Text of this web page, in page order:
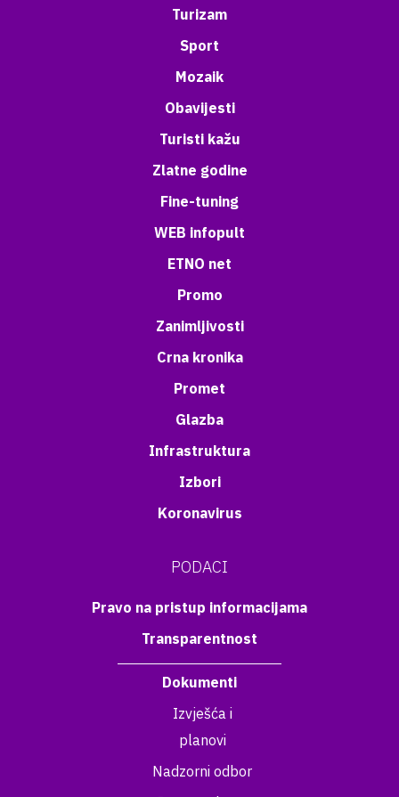
Turizam
Sport
Mozaik
Obavijesti
Turisti kažu
Zlatne godine
Fine-tuning
WEB infopult
ETNO net
Promo
Zanimljivosti
Crna kronika
Promet
Glazba
Infrastruktura
Izbori
Koronavirus
PODACI
Pravo na pristup informacijama
Transparentnost
Dokumenti
Izvješća i
planovi
Nadzorni odbor